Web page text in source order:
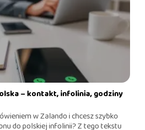
– kontakt, infolinia, godziny
w Zalando i chcesz szybko
do polskiej infolinii? Z tego tekstu